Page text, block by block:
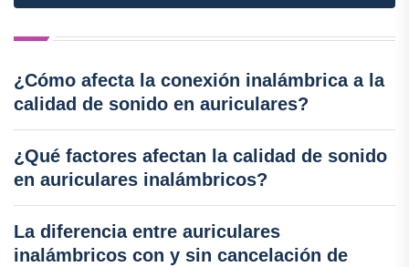
¿Cómo afecta la conexión inalámbrica a la
calidad de sonido en auriculares?
¿Qué factores afectan la calidad de sonido
en auriculares inalámbricos?
La diferencia entre auriculares
inalámbricos con y sin cancelación de